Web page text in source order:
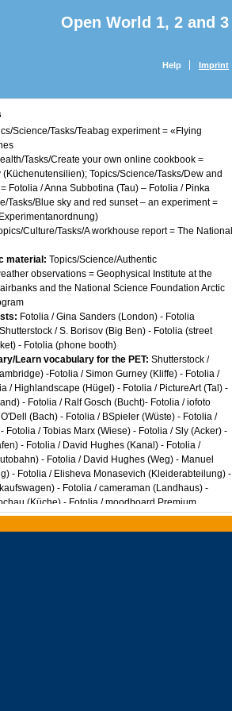
Open World 1, 2 and 3
Help Imprint
Science/Tasks/Teabag experiment = «Flying
Tasks/Create your own online cookbook =
Topics/Science/Tasks/Dew and
Fotolia / Anna Subbotina (Tau) – Fotolia / Pinka
Tasks/Blue sky and red sunset – an experiment =
Culture/Tasks/A workhouse report = The National
material: Topics/Science/Authentic
observations = Geophysical Institute at the
and the National Science Foundation Arctic
Fotolia / Gina Sanders (London) - Fotolia
/ S. Borisov (Big Ben) - Fotolia (street
- Fotolia (phone booth)
Learn vocabulary for the PET: Shutterstock /
-Fotolia / Simon Gurney (Kliffe) - Fotolia /
/ Highlandscape (Hügel) - Fotolia / PictureArt (Tal) -
- Fotolia / Ralf Gosch (Bucht)- Fotolia / iofoto
(Bach) - Fotolia / BSpieler (Wüste) - Fotolia /
Fotolia / Tobias Marx (Wiese) - Fotolia / Sly (Acker) -
- Fotolia / David Hughes (Kanal) - Fotolia /
- Fotolia / David Hughes (Weg) - Manuel
- Fotolia / Elisheva Monasevich (Kleiderabteilung) -
- Fotolia / cameraman (Landhaus) -
(Küche) - Fotolia / moodboard Premium
/ George Mayer (Badezimmer) - Fotolia / redzaal
THP (Strasse)